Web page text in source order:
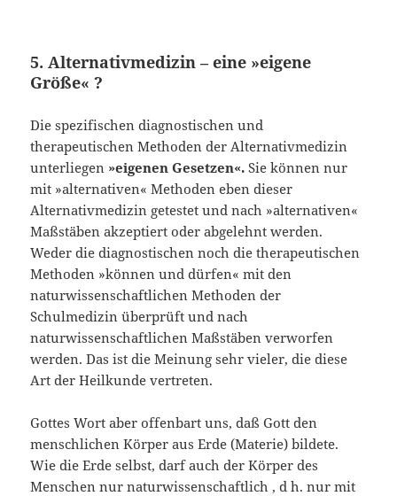
5. Alternativmedizin – eine »eigene
Größe« ?
Die spezifischen diagnostischen und
therapeutischen Methoden der Alternativme­dizin
unterliegen »eigenen Gesetzen«. Sie können nur
mit »alternativen« Metho­den eben dieser
Alternativmedizin getestet und nach »alternativen«
Maßstäben akzeptiert oder abgelehnt werden.
Weder die diagnostischen noch die therapeuti­schen
Methoden »können und dürfen« mit den
naturwissenschaftlichen Methoden der
Schulmedizin überprüft und nach
naturwissenschaftlichen Maßstäben verwor­fen
werden. Das ist die Meinung sehr vieler, die diese
Art der Heilkunde vertreten.
Gottes Wort aber offenbart uns, daß Gott den
menschlichen Körper aus Erde (Materie) bildete.
Wie die Erde selbst, darf auch der Körper des
Menschen nur natur­wissenschaftlich , d h. nur mit